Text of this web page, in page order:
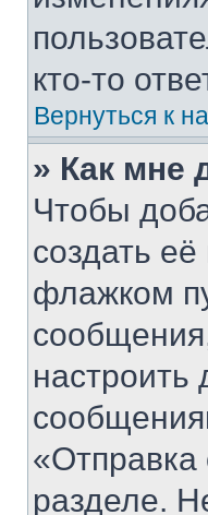
кто-то
Вернуться к
» Как мне
Чтобы
создать
флажком
разделе.